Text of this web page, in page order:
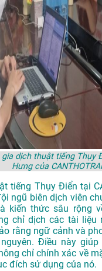
dịch thuật tiếng Thụy
Hưng của
tiếng Thụy Điển tại
ngũ biên dịch viên
kiến thức sâu rộng
chỉ dịch các tài liệu
rằng ngữ cảnh và
Điều này
chỉ chính xác về
đích sử dụng của nó.